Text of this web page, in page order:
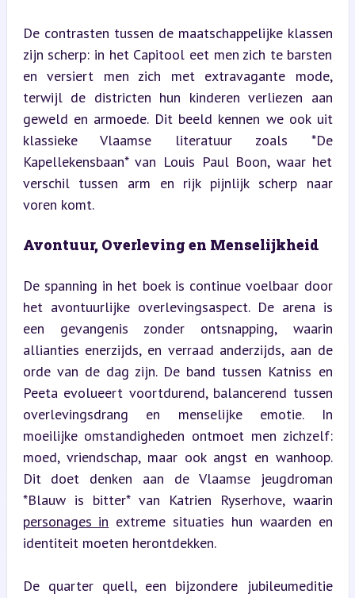
De contrasten tussen de maatschappelijke klassen
zijn scherp: in het Capitool eet men zich te barsten
en versiert men zich met extravagante mode,
terwijl de districten hun kinderen verliezen aan
geweld en armoede. Dit beeld kennen we ook uit
klassieke Vlaamse literatuur zoals *De
Kapellekensbaan* van Louis Paul Boon, waar het
verschil tussen arm en rijk pijnlijk scherp naar
voren komt.
Avontuur, Overleving en Menselijkheid
De spanning in het boek is continue voelbaar door
het avontuurlijke overlevingsaspect. De arena is
een gevangenis zonder ontsnapping, waarin
allianties enerzijds, en verraad anderzijds, aan de
orde van de dag zijn. De band tussen Katniss en
Peeta evolueert voortdurend, balancerend tussen
overlevingsdrang en menselijke emotie. In
moeilijke omstandigheden ontmoet men zichzelf:
moed, vriendschap, maar ook angst en wanhoop.
Dit doet denken aan de Vlaamse jeugdroman
personages in extreme situaties hun waarden en
identiteit moeten herontdekken.
De quarter quell, een bijzondere jubileumeditie